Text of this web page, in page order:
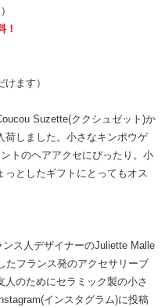
！
ます）
Suzette(ククシュゼット)か
荷しました。小さなキンポウゲ
トのヘアアクセにぴったり。小
っとしたギフトにとってもオス
ス人デザイナーのJuliette Malle
たフランス発のアクセサリーブ
のためにセラミック製の小さ
インスタグラム)に投稿